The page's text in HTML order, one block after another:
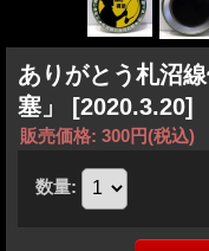
ありがとう札沼
塞」 [2020.3.20]
販売価格: 300円(税込)
数量: